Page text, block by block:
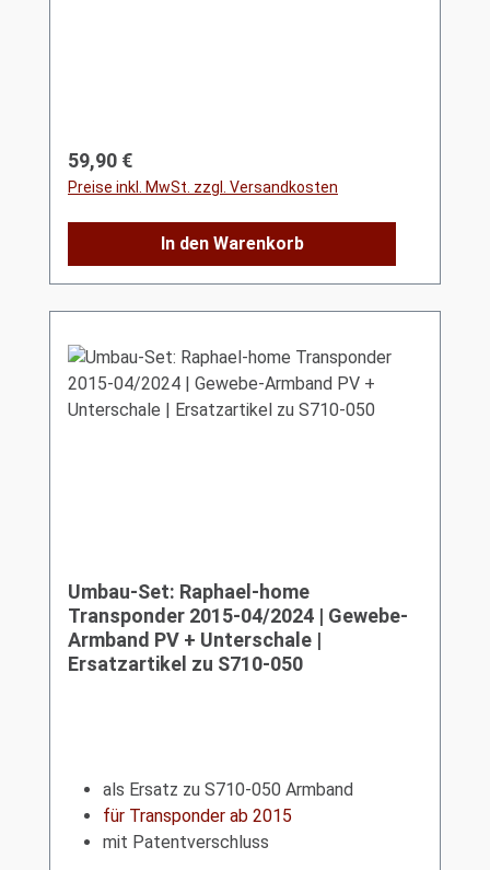
Regulärer Preis:
59,90 €
Preise inkl. MwSt. zzgl. Versandkosten
In den Warenkorb
Umbau-Set: Raphael-home
Transponder 2015-04/2024 | Gewebe-
Armband PV + Unterschale |
Ersatzartikel zu S710-050
als Ersatz zu S710-050 Armband
für Transponder ab 2015
mit Patentverschluss